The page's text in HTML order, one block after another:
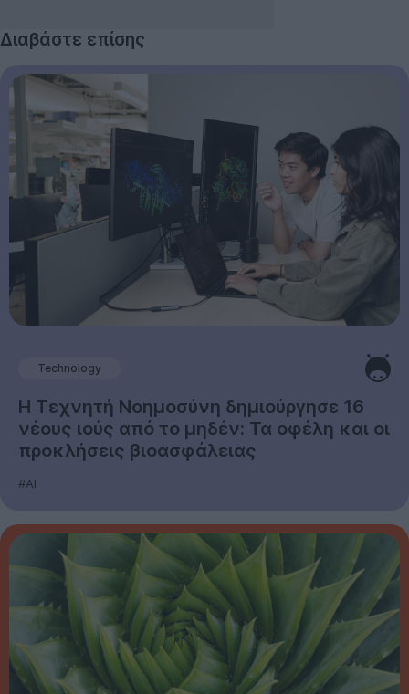
Διαβάστε επίσης
Technology
Η Τεχνητή Νοημοσύνη δημιούργησε 16
νέους ιούς από το μηδέν: Τα οφέλη και οι
προκλήσεις βιοασφάλειας
#AI